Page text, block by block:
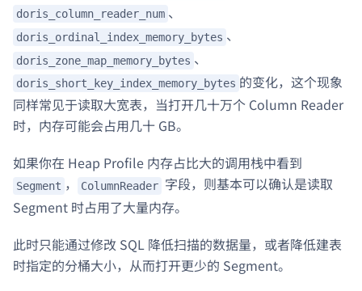
doris_column_reader_num 、
doris_ordinal_index_memory_bytes 、
doris_zone_map_memory_bytes 、
doris_short_key_index_memory_bytes 的变化，这个现象
同样常见于读取大宽表，当打开几十万个 Column Reader
时，内存可能会占用几十 GB。
如果你在 Heap Profile 内存占比大的调用栈中看到
Segment ， ColumnReader 字段，则基本可以确认是读取
Segment 时占用了大量内存。
此时只能通过修改 SQL 降低扫描的数据量，或者降低建表
时指定的分桶大小，从而打开更少的 Segment。